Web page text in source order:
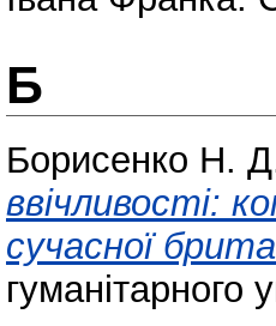
Б
Борисенко Н.
ввічливості:
сучасної
гуманітарного